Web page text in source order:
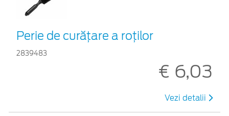
Perie de curățare a roților
2839483
€ 6,03
Vezi detalii